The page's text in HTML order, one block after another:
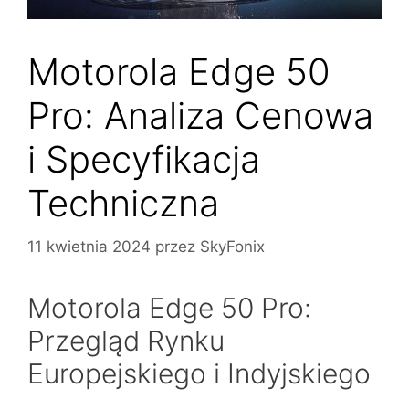
Motorola Edge 50
Pro: Analiza Cenowa
i Specyfikacja
Techniczna
11 kwietnia 2024 przez SkyFonix
Motorola Edge 50 Pro:
Przegląd Rynku
Europejskiego i Indyjskiego